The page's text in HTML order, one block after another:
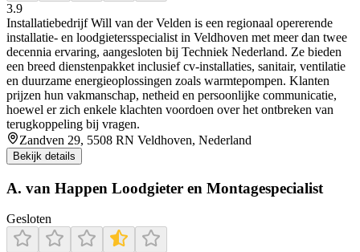
3.9
Installatiebedrijf Will van der Velden is een regionaal opererende
installatie- en loodgietersspecialist in Veldhoven met meer dan twee
decennia ervaring, aangesloten bij Techniek Nederland. Ze bieden
een breed dienstenpakket inclusief cv-installaties, sanitair, ventilatie
en duurzame energieoplossingen zoals warmtepompen. Klanten
prijzen hun vakmanschap, netheid en persoonlijke communicatie,
hoewel er zich enkele klachten voordoen over het ontbreken van
terugkoppeling bij vragen.
Zandven 29, 5508 RN Veldhoven, Nederland
Bekijk details
A. van Happen Loodgieter en Montagespecialist
Gesloten